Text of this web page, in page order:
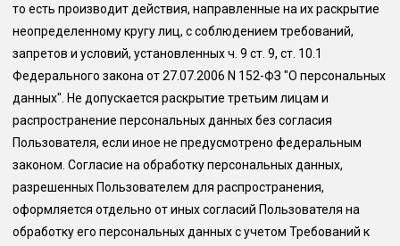
то есть производит действия, направленные на их раскрытие
неопределенному кругу лиц, с соблюдением требований,
запретов и условий, установленных ч. 9 ст. 9, ст. 10.1
Федерального закона от 27.07.2006 N 152-ФЗ "О персональных
данных". Не допускается раскрытие третьим лицам и
распространение персональных данных без согласия
Пользователя, если иное не предусмотрено федеральным
законом. Согласие на обработку персональных данных,
разрешенных Пользователем для распространения,
оформляется отдельно от иных согласий Пользователя на
обработку его персональных данных с учетом Требований к